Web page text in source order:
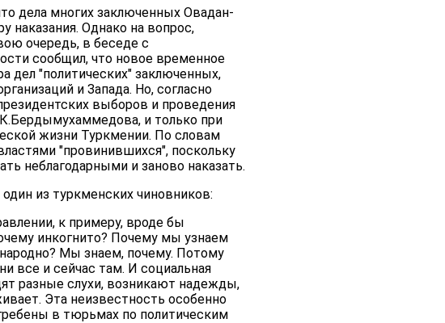
дела многих заключенных Овадан-
наказания. Однако на вопрос,
очередь, в беседе с
сообщил, что новое временное
дел "политических" заключенных,
и Запада. Но, согласно
выборов и проведения
и только при
жизни Туркмении. По словам
"провинившихся", поскольку
неблагодарными и заново наказать.
из туркменских чиновников:
к примеру, вроде бы
инкогнито? Почему мы узнаем
Мы знаем, почему. Потому
все и сейчас там. И социальная
разные слухи, возникают надежды,
Эта неизвестность особенно
в тюрьмах по политическим